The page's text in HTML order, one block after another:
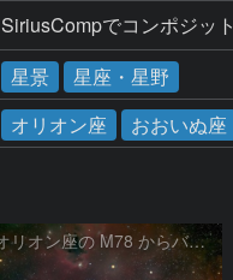
SiriusCompでコンポジット
星景
星座・星野
オリオン座 おおいぬ座
オリオン座の M78 からバーナードループをまたいで LDN1622あたり